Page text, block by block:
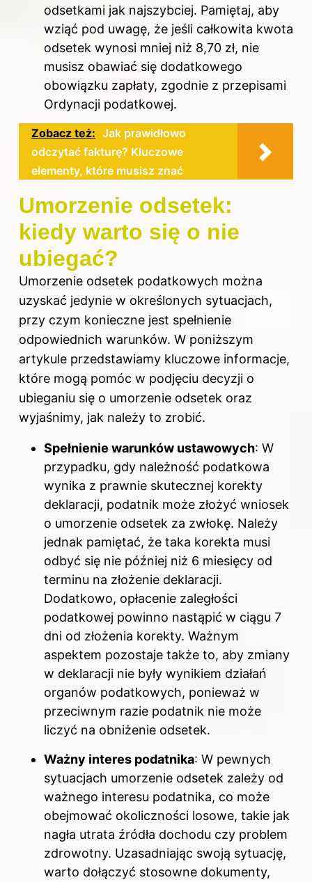
odsetkami jak najszybciej. Pamiętaj, aby
wziąć pod uwagę, że jeśli całkowita kwota
odsetek wynosi mniej niż 8,70 zł, nie
musisz obawiać się dodatkowego
obowiązku zapłaty, zgodnie z przepisami
Ordynacji podatkowej.
Zobacz też: Jak prawidłowo
odczytać fakturę? Kluczowe
elementy, które musisz znać
Umorzenie odsetek:
kiedy warto się o nie
ubiegać?
Umorzenie odsetek podatkowych można
uzyskać jedynie w określonych sytuacjach,
przy czym konieczne jest spełnienie
odpowiednich warunków. W poniższym
artykule przedstawiamy kluczowe informacje,
które mogą pomóc w podjęciu decyzji o
ubieganiu się o umorzenie odsetek oraz
wyjaśnimy, jak należy to zrobić.
Spełnienie warunków ustawowych: W
przypadku, gdy należność podatkowa
wynika z prawnie skutecznej korekty
deklaracji, podatnik może złożyć wniosek
o umorzenie odsetek za zwłokę. Należy
jednak pamiętać, że taka korekta musi
odbyć się nie później niż 6 miesięcy od
terminu na złożenie deklaracji.
Dodatkowo, opłacenie zaległości
podatkowej powinno nastąpić w ciągu 7
dni od złożenia korekty. Ważnym
aspektem pozostaje także to, aby zmiany
w deklaracji nie były wynikiem działań
organów podatkowych, ponieważ w
przeciwnym razie podatnik nie może
liczyć na obniżenie odsetek.
Ważny interes podatnika: W pewnych
sytuacjach umorzenie odsetek zależy od
ważnego interesu podatnika, co może
obejmować okoliczności losowe, takie jak
nagła utrata źródła dochodu czy problem
zdrowotny. Uzasadniając swoją sytuację,
warto dołączyć stosowne dokumenty,